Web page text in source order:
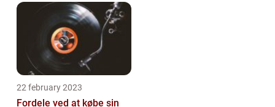
22 february 2023
Fordele ved at købe sin